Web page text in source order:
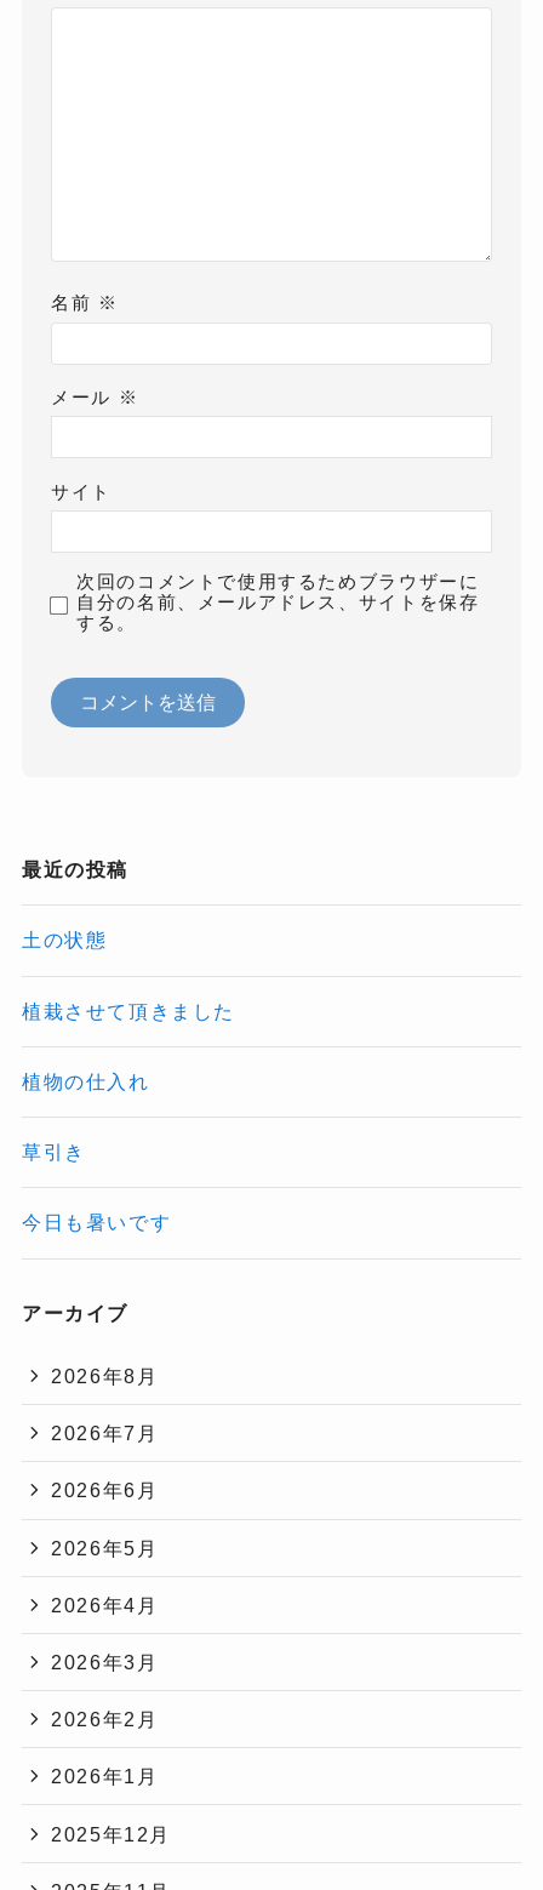
名前 ※
メール ※
サイト
次回のコメントで使用するためブラウザーに
自分の名前、メールアドレス、サイトを保存
する。
最近の投稿
土の状態
植栽させて頂きました
植物の仕入れ
草引き
今日も暑いです
アーカイブ
2026年8月
2026年7月
2026年6月
2026年5月
2026年4月
2026年3月
2026年2月
2026年1月
2025年12月